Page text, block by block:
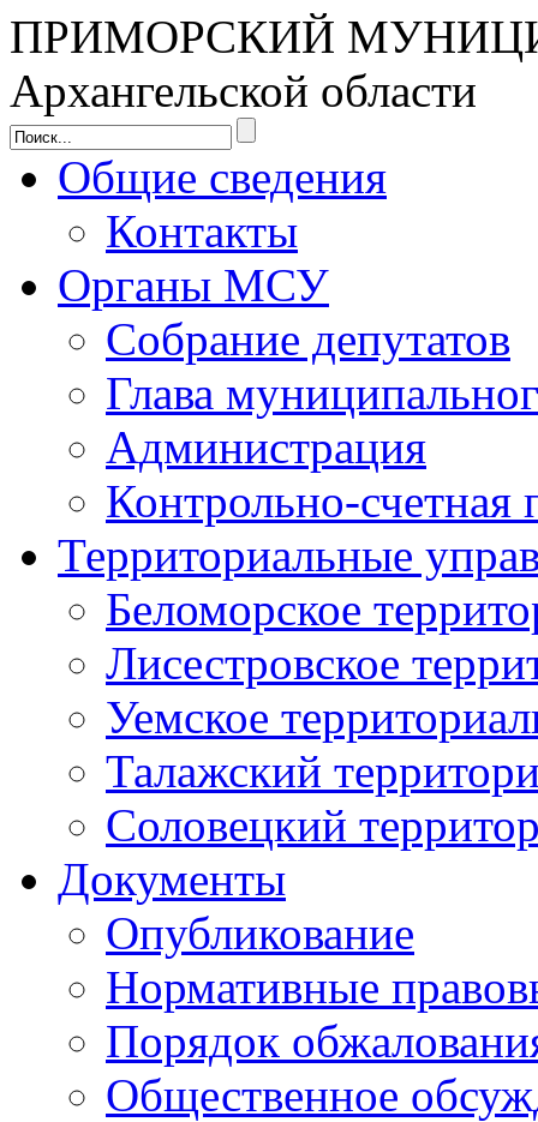
ПРИМОРСКИЙ
Архангельской области
Общие сведения
Контакты
Органы МСУ
Собрание депутатов
Глава
Администрация
Контрольно-счетная
Территориальные
Беломорское
Лисестровское
Уемское
Талажский
Соловецкий
Документы
Опубликование
Нормативные
Порядок
Общественное